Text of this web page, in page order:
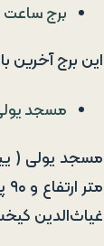
برج ساعت
این برج آخرین بازمانده از ۸۰
مسجد
غیاث‌الدین